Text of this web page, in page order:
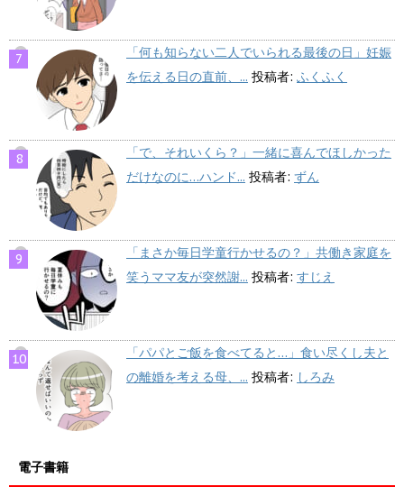
「何も知らない二人でいられる最後の日」妊娠
を伝える日の直前、... 投稿者: ふくふく
「で、それいくら？」一緒に喜んでほしかった
だけなのに…ハンド... 投稿者: ずん
「まさか毎日学童行かせるの？」共働き家庭を
笑うママ友が突然謝... 投稿者: すじえ
「パパとご飯を食べてると…」食い尽くし夫と
の離婚を考える母、... 投稿者: しろみ
電子書籍